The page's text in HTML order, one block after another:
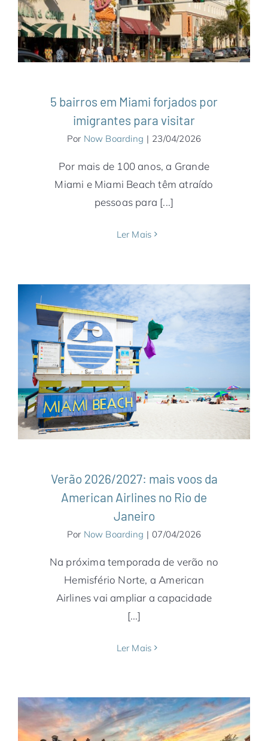
América do Norte Estados Unidos Miami
Notícias
5 bairros em Miami forjados por
imigrantes para visitar
Por Now Boarding | 23/04/2026
Por mais de 100 anos, a Grande
Miami e Miami Beach têm atraído
pessoas para [...]
Ler Mais
Verão 2026/2027: mais voos da American
Airlines no Rio de Janeiro
América do Norte América do Sul
Airlines Brasil Companhias Aéreas Estados
Unidos Miami Notícias Rio de Janeiro
Verão 2026/2027: mais voos da
American Airlines no Rio de
Janeiro
Por Now Boarding | 07/04/2026
Na próxima temporada de verão no
Hemisfério Norte, a American
Airlines vai ampliar a capacidade
[...]
Ler Mais